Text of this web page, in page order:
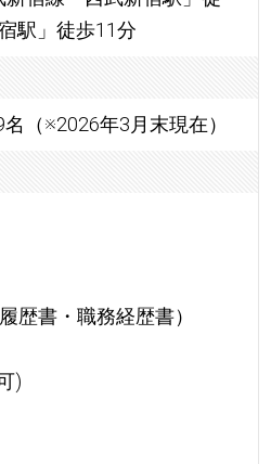
駅」徒歩11分
（※2026年3月末現在）
歴書・職務経歴書）
)